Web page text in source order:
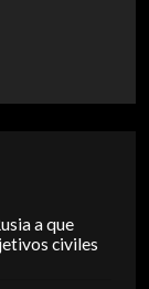
a que
civiles